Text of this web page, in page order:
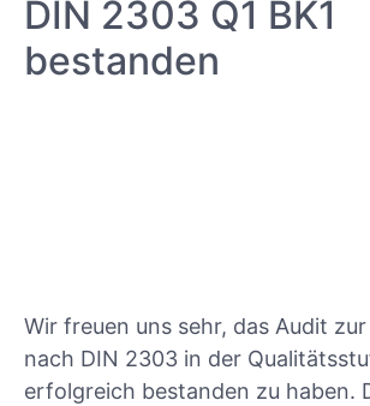
DIN 2303 Q1 BK1
bestanden
Wir freuen uns sehr, das Audit
nach DIN 2303 in der
erfolgreich bestanden zu haben.